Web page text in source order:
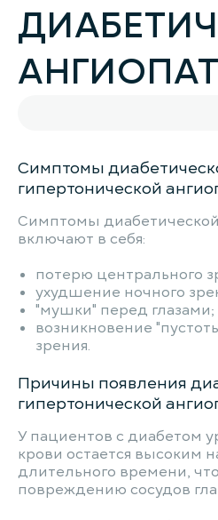
Симптомы
гипертонической
Симптомы
включают в себя:
потерю центрального
ухудшение ночного
"мушки" перед глазами;
возникновение
зрения.
Причины появления
гипертонической
У пациентов с диабетом
крови остается высоким
длительного времени,
повреждению сосудов